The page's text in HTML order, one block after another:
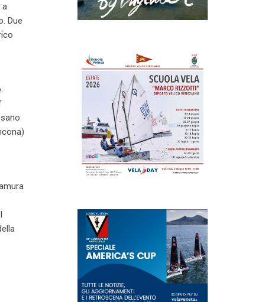
a
Due